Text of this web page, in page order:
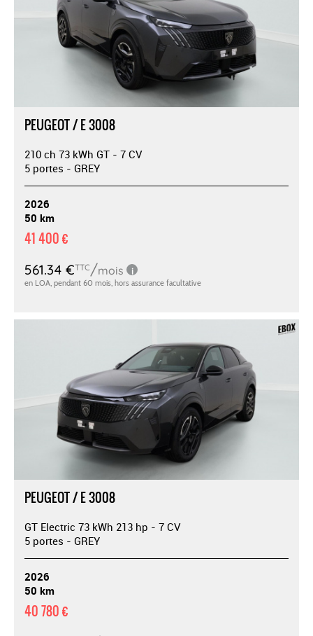
PEUGEOT / E 3008
210 ch 73 kWh GT - 7 CV
5 portes - GREY
2026
50 km
41 400 €
PEUGEOT / E 3008
GT Electric 73 kWh 213 hp - 7 CV
5 portes - GREY
2026
50 km
40 780 €